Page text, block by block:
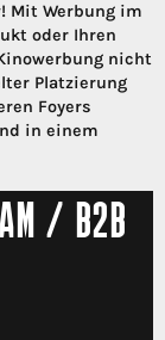
Mit Werbung im
oder Ihren
nicht
Platzierung
Foyers
in einem
/ B2B